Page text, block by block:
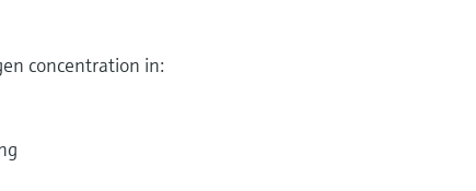
concentration in: